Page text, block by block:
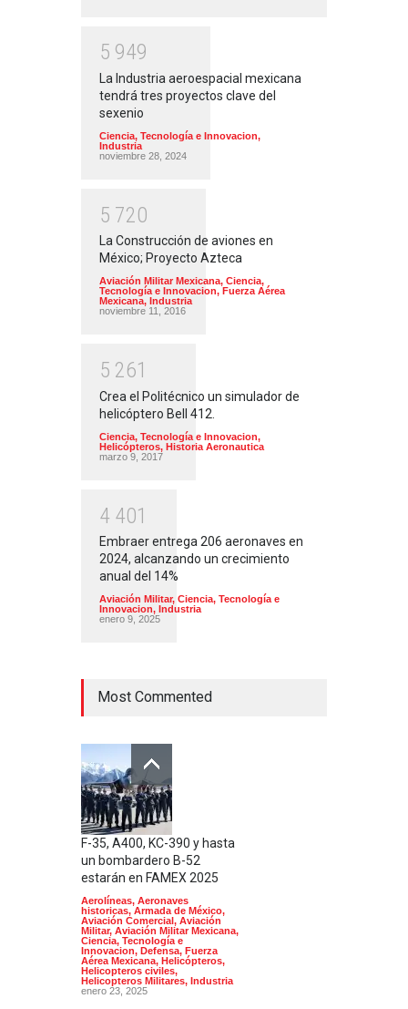
5 949
La Industria aeroespacial mexicana
tendrá tres proyectos clave del
sexenio
Ciencia, Tecnología e Innovacion,
Industria
noviembre 28, 2024
5 720
La Construcción de aviones en
México; Proyecto Azteca
Aviación Militar Mexicana, Ciencia,
Tecnología e Innovacion, Fuerza Aérea
Mexicana, Industria
noviembre 11, 2016
5 261
Crea el Politécnico un simulador de
helicóptero Bell 412.
Ciencia, Tecnología e Innovacion,
Helicópteros, Historia Aeronautica
marzo 9, 2017
4 401
Embraer entrega 206 aeronaves en
2024, alcanzando un crecimiento
anual del 14%
Aviación Militar, Ciencia, Tecnología e
Innovacion, Industria
enero 9, 2025
Most Commented
F-35, A400, KC-390 y hasta
un bombardero B-52
estarán en FAMEX 2025
Aerolíneas, Aeronaves
historicas, Armada de México,
Aviación Comercial, Aviación
Militar, Aviación Militar Mexicana,
Ciencia, Tecnología e
Innovacion, Defensa, Fuerza
Aérea Mexicana, Helicópteros,
Helicopteros civiles,
Helicopteros Militares, Industria
enero 23, 2025